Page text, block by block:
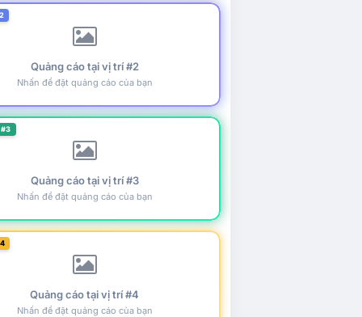
Quảng cáo tại vị trí #2
Nhấn để đặt quảng cáo của bạn
Quảng cáo tại vị trí #3
Nhấn để đặt quảng cáo của bạn
Quảng cáo tại vị trí #4
Nhấn để đặt quảng cáo của bạn